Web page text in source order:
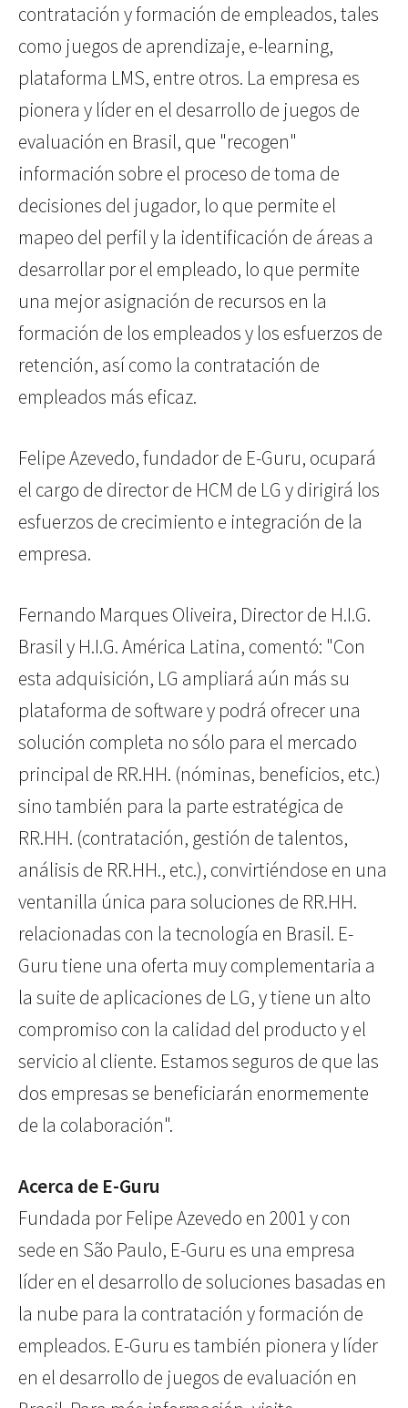
contratación y formación de empleados, tales
como juegos de aprendizaje, e-learning,
plataforma LMS, entre otros. La empresa es
pionera y líder en el desarrollo de juegos de
evaluación en Brasil, que "recogen"
información sobre el proceso de toma de
decisiones del jugador, lo que permite el
mapeo del perfil y la identificación de áreas a
desarrollar por el empleado, lo que permite
una mejor asignación de recursos en la
formación de los empleados y los esfuerzos de
retención, así como la contratación de
empleados más eficaz.
Felipe Azevedo, fundador de E-Guru, ocupará
el cargo de director de HCM de LG y dirigirá los
esfuerzos de crecimiento e integración de la
empresa.
Fernando Marques Oliveira, Director de H.I.G.
Brasil y H.I.G. América Latina, comentó: "Con
esta adquisición, LG ampliará aún más su
plataforma de software y podrá ofrecer una
solución completa no sólo para el mercado
principal de RR.HH. (nóminas, beneficios, etc.)
sino también para la parte estratégica de
RR.HH. (contratación, gestión de talentos,
análisis de RR.HH., etc.), convirtiéndose en una
ventanilla única para soluciones de RR.HH.
relacionadas con la tecnología en Brasil. E-
Guru tiene una oferta muy complementaria a
la suite de aplicaciones de LG, y tiene un alto
compromiso con la calidad del producto y el
servicio al cliente. Estamos seguros de que las
dos empresas se beneficiarán enormemente
de la colaboración".
Acerca de E-Guru
Fundada por Felipe Azevedo en 2001 y con
sede en São Paulo, E-Guru es una empresa
líder en el desarrollo de soluciones basadas en
la nube para la contratación y formación de
empleados. E-Guru es también pionera y líder
en el desarrollo de juegos de evaluación en